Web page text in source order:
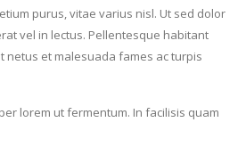
purus, vitae varius nisl. Ut sed dolor
vel in lectus. Pellentesque habitant
netus et malesuada fames ac turpis
lorem ut fermentum. In facilisis quam